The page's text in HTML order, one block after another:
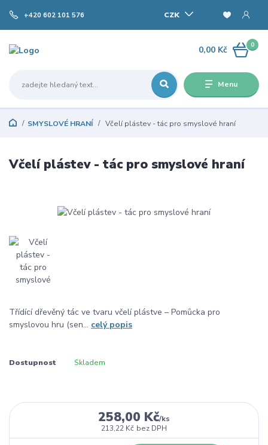
Menu
CZK
+420 602 101 576
0
0,00 Kč
SMYSLOVÉ HRANÍ Včelí plástev - tác pro smyslové hraní
Včelí plástev - tác pro smyslové hraní
Třídící dřevěný tác ve tvaru včelí plástve – Pomůcka pro
smyslovou hru (sen... celý popis
Dostupnost Skladem
258,00 Kč/ks
213,22 Kč bez DPH